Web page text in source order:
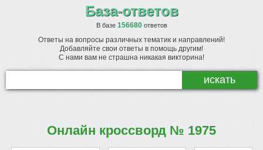
База-ответов
В базе 156680ответов
Ответы на вопросы различных тематик и направлений!
Добавляйте свои ответы в помощь другим!
С нами вам не страшна никакая викторина!
Онлайн кроссворд № 1975